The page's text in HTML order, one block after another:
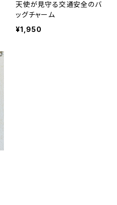
天使が見守る交通安全のバ
ッグチャーム
¥1,950